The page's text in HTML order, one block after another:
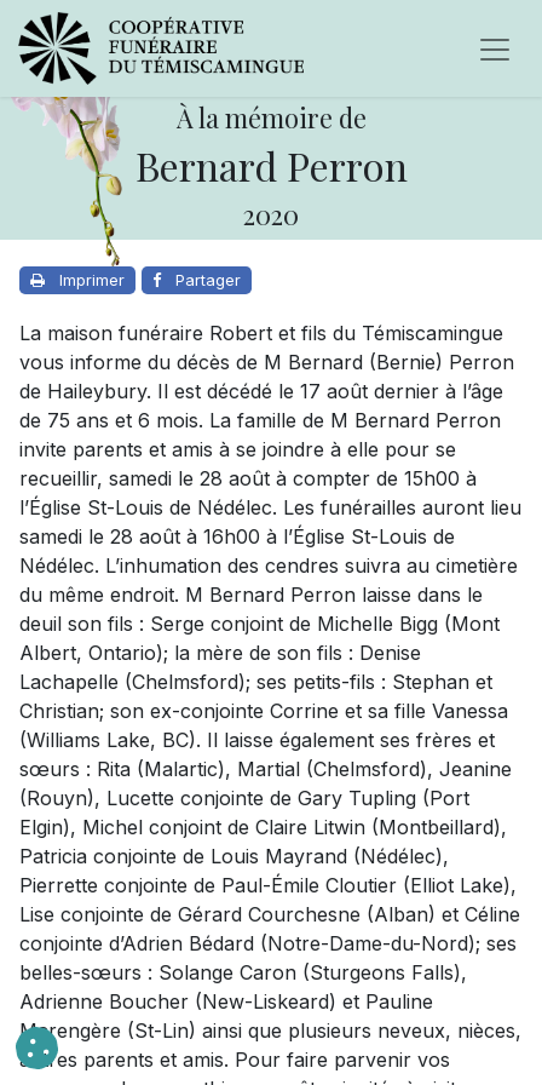
À la mémoire de
Bernard Perron
2020
Imprimer Partager
La maison funéraire Robert et fils du Témiscamingue
vous informe du décès de M Bernard (Bernie) Perron
de Haileybury. Il est décédé le 17 août dernier à l’âge
de 75 ans et 6 mois. La famille de M Bernard Perron
invite parents et amis à se joindre à elle pour se
recueillir, samedi le 28 août à compter de 15h00 à
l’Église St-Louis de Nédélec. Les funérailles auront lieu
samedi le 28 août à 16h00 à l’Église St-Louis de
Nédélec. L’inhumation des cendres suivra au cimetière
du même endroit. M Bernard Perron laisse dans le
deuil son fils : Serge conjoint de Michelle Bigg (Mont
Albert, Ontario); la mère de son fils : Denise
Lachapelle (Chelmsford); ses petits-fils : Stephan et
Christian; son ex-conjointe Corrine et sa fille Vanessa
(Williams Lake, BC). Il laisse également ses frères et
sœurs : Rita (Malartic), Martial (Chelmsford), Jeanine
(Rouyn), Lucette conjointe de Gary Tupling (Port
Elgin), Michel conjoint de Claire Litwin (Montbeillard),
Patricia conjointe de Louis Mayrand (Nédélec),
Pierrette conjointe de Paul-Émile Cloutier (Elliot Lake),
Lise conjointe de Gérard Courchesne (Alban) et Céline
conjointe d’Adrien Bédard (Notre-Dame-du-Nord); ses
belles-sœurs : Solange Caron (Sturgeons Falls),
Adrienne Boucher (New-Liskeard) et Pauline
Marengère (St-Lin) ainsi que plusieurs neveux, nièces,
autres parents et amis. Pour faire parvenir vos